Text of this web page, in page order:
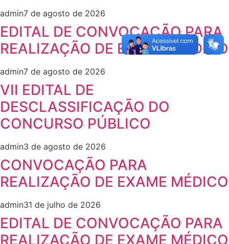
admin7 de agosto de 2026
EDITAL DE CONVOCAÇÃO PARA
REALIZAÇÃO DE EXAME MÉDICO
admin7 de agosto de 2026
VII EDITAL DE
DESCLASSIFICAÇÃO DO
CONCURSO PÚBLICO
admin3 de agosto de 2026
CONVOCAÇÃO PARA
REALIZAÇÃO DE EXAME MÉDICO
admin31 de julho de 2026
EDITAL DE CONVOCAÇÃO PARA
REALIZAÇÃO DE EXAME MÉDICO